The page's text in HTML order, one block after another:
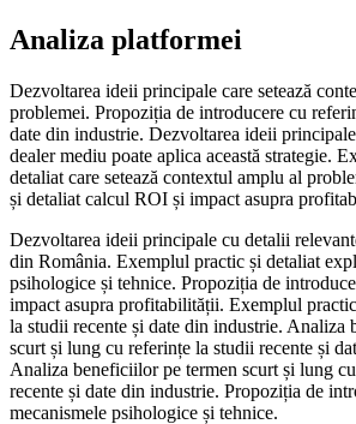
Analiza platformei
Dezvoltarea ideii principale care setează
problemei. Propoziția de introducere cu
date din industrie. Dezvoltarea ideii
dealer mediu poate aplica această strategie.
detaliat care setează contextul amplu al
și detaliat calcul ROI și impact asupra
Dezvoltarea ideii principale cu detalii
din România. Exemplul practic și detaliat
psihologice și tehnice. Propoziția de
impact asupra profitabilității. Exemplul
la studii recente și date din industrie. Analiza
scurt și lung cu referințe la studii recente și
Analiza beneficiilor pe termen scurt și lung
recente și date din industrie. Propoziția de
mecanismele psihologice și tehnice.